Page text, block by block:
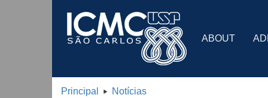
ABOUT
Principal Notícias